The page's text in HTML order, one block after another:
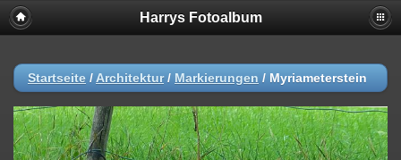
Harrys Fotoalbum
Startseite / Architektur/ Markierungen / Myriameterstein